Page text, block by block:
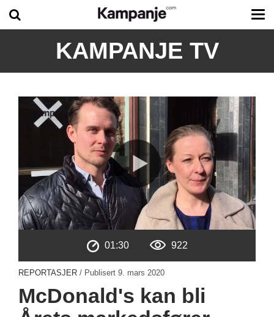
KAMPANJE TV
01:30 922
REPORTASJER / Publisert 9. mars 2020
McDonald's kan bli